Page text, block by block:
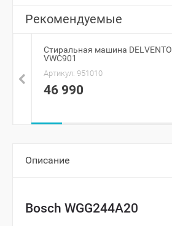
Рекомендуемые
Стиральная машина DELVENTO
VWC901
Артикул: 951010
46 990
Описание
Bosch WGG244A20